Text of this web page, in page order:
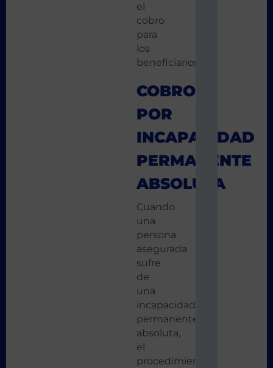
el
cobro
para
los
beneficiarios.
COBRO
POR
INCAPACIDAD
PERMANENTE
ABSOLUTA
Cuando
una
persona
asegurada
sufre
de
una
incapacidad
permanente
absoluta,
el
procedimiento